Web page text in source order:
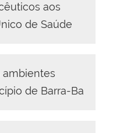
aos
de Saúde
de Barra-Ba